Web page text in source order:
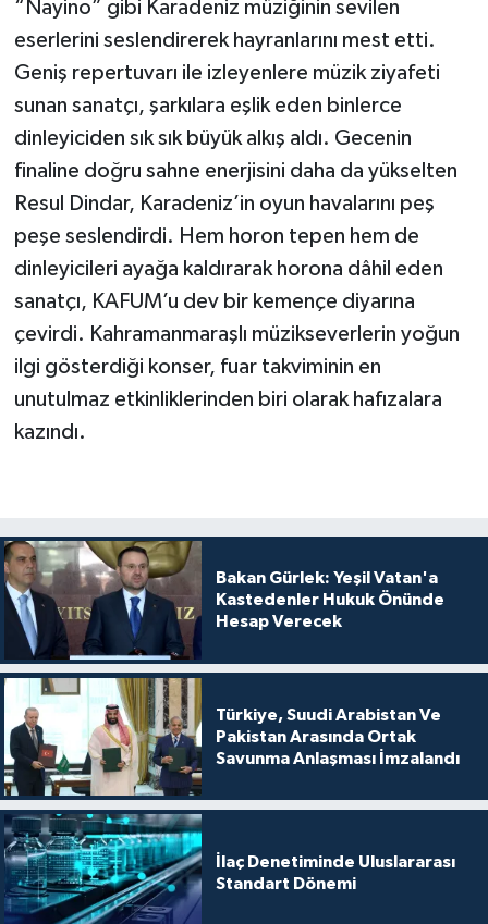
“Nayino” gibi Karadeniz müziğinin sevilen
eserlerini seslendirerek hayranlarını mest etti.
Geniş repertuvarı ile izleyenlere müzik ziyafeti
sunan sanatçı, şarkılara eşlik eden binlerce
dinleyiciden sık sık büyük alkış aldı. Gecenin
finaline doğru sahne enerjisini daha da yükselten
Resul Dindar, Karadeniz’in oyun havalarını peş
peşe seslendirdi. Hem horon tepen hem de
dinleyicileri ayağa kaldırarak horona dâhil eden
sanatçı, KAFUM’u dev bir kemençe diyarına
çevirdi. Kahramanmaraşlı müzikseverlerin yoğun
ilgi gösterdiği konser, fuar takviminin en
unutulmaz etkinliklerinden biri olarak hafızalara
kazındı.
Bakan Gürlek: Yeşil Vatan'a
Kastedenler Hukuk Önünde
Hesap Verecek
Türkiye, Suudi Arabistan Ve
Pakistan Arasında Ortak
Savunma Anlaşması İmzalandı
İlaç Denetiminde Uluslararası
Standart Dönemi